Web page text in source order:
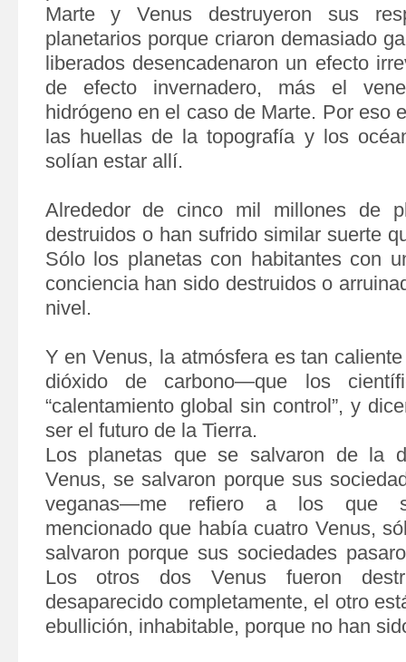
Marte y Venus destruyeron sus
planetarios porque criaron demasiado
liberados desencadenaron un efecto
de efecto invernadero, más el
hidrógeno en el caso de Marte. Por eso
las huellas de la topografía y los
solían estar allí.
Alrededor de cinco mil millones de
destruidos o han sufrido similar suerte
Sólo los planetas con habitantes con
conciencia han sido destruidos o
nivel.
Y en Venus, la atmósfera es tan
dióxido de carbono—que los
“calentamiento global sin control”, y
ser el futuro de la Tierra.
Los planetas que se salvaron de la
Venus, se salvaron porque sus
veganas—me refiero a los que
mencionado que había cuatro Venus,
salvaron porque sus sociedades
Los otros dos Venus fueron
desaparecido completamente, el otro
ebullición, inhabitable, porque no han